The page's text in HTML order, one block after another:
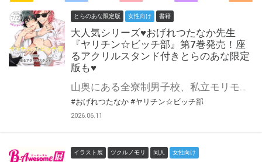
とらのあな限定版 女性向け 書籍
大人気シリーズ♥おげれつたなか先生
『ヤリチン☆ビッチ部』第7巻発売！座
るアクリルスタンド付きとらのあな限定
版も♥
#おげれつたなか #ヤリチン☆ビッチ部
2026.06.11
イラスト展 ツクルノモリ 同人 女性向け